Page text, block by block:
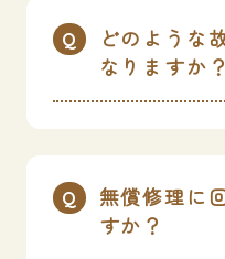
どのような
なりますか？
無償修理に
すか？